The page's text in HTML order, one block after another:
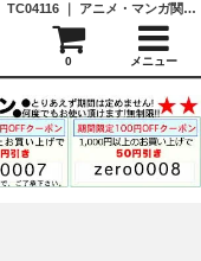
肩ズンFig. リロ＆スティッチ Part2 全5種フルセット TC04116 ｜ アニメ・マンガ関連商品 ｜ガシャポン,フィギュア,トミカ,食玩,販売,通販,大阪,日本橋, 『Toy's Zero』 トイズゼロ
0 メニュー